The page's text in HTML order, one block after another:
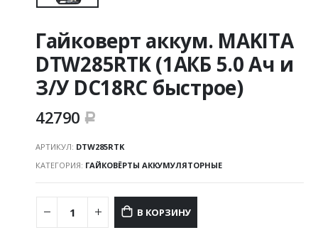
Гайковерт аккум. MAKITA
DTW285RTK (1АКБ 5.0 Ач и
З/У DC18RC быстрое)
42790 Р
АРТИКУЛ: DTW285RTK
КАТЕГОРИЯ: ГАЙКОВЁРТЫ АККУМУЛЯТОРНЫЕ
В КОРЗИНУ